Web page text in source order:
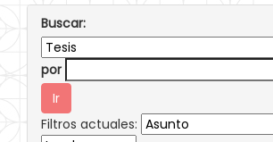
Buscar:
por
Filtros actuales: